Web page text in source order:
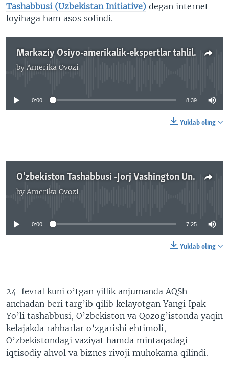
Tashabbusi (Uzbekistan Initiative) degan internet
loyihaga ham asos solindi.
Markaziy Osiyo-amerikalik-ekspertlar tahlili-Navbahor Imamova
by Amerika Ovozi
No media source currently available
0:00 8:39
Yuklab oling
O'zbekiston Tashabbusi -Jorj Vashington Universiteti - Anjuman-Navbahor Imamova
by Amerika Ovozi
No media source currently available
0:00 7:25
Yuklab oling
24-fevral kuni o’tgan yillik anjumanda AQSh
anchadan beri targ’ib qilib kelayotgan Yangi Ipak
Yo’li tashabbusi, O’zbekiston va Qozog’istonda yaqin
kelajakda rahbarlar o’zgarishi ehtimoli,
O’zbekistondagi vaziyat hamda mintaqadagi
iqtisodiy ahvol va biznes rivoji muhokama qilindi.